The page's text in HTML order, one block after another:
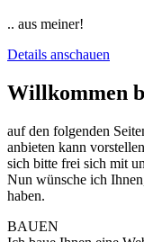
.. aus meiner!
Details anschauen
Willkommen
auf den folgenden
anbieten kann
sich bitte frei sich mit
Nun wünsche ich
haben.
BAUEN